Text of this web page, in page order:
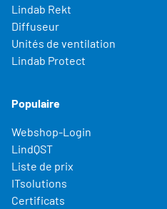
Lindab Rekt
Diffuseur
Unités de ventilation
Lindab Protect
Populaire
Webshop-Login
LindQST
Liste de prix
ITsolutions
Certificats